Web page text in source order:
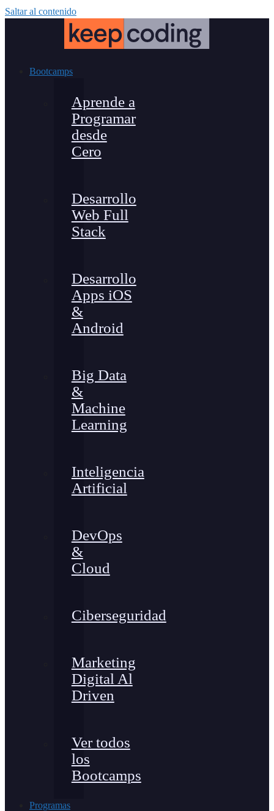
Saltar al contenido
Bootcamps
Aprende a
Programar
desde
Cero
Desarrollo
Web Full
Stack
Desarrollo
Apps iOS
&
Android
Big Data
&
Machine
Learning
Inteligencia
Artificial
DevOps
&
Cloud
Ciberseguridad
Marketing
Digital Al
Driven
Ver todos
los
Bootcamps
Programas